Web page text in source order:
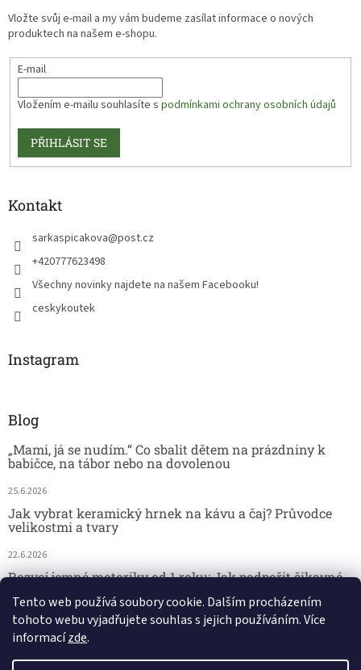
Tento web používá soubory cookie. Dalším procházením
tohoto webu vyjadřujete souhlas s jejich používáním. Více
informacízde.
Vložte svůj e-mail a my vám budeme zasílat informace o nových
produktech na našem e-shopu.
E-mail
Vložením e-mailu souhlasíte s podmínkami ochrany osobních údajů
PŘIHLÁSIT SE
Kontakt
sarkaspicakova@post.cz
+420777623498
Všechny novinky najdete na našem Facebooku!
ceskykoutek
Instagram
Blog
„Mami, já se nudím.“ Co sbalit dětem na prázdniny k
babičce, na tábor nebo na dovolenou
25.6.2026
Jak vybrat keramický hrnek na kávu a čaj? Průvodce
velikostmi a tvary
22.6.2026
Rozvoj jemné motoriky od 1 roku: Jak podpořit šikovné
18.6.2026